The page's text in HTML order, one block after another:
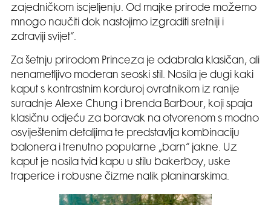
zajedničkom iscjeljenju. Od majke prirode možemo
mnogo naučiti dok nastojimo izgraditi sretniji i
zdraviji svijet“.
Za šetnju prirodom Princeza je odabrala klasičan, ali
nenametljivo moderan seoski stil. Nosila je dugi kaki
kaput s kontrastnim korduroj ovratnikom iz ranije
suradnje Alexe Chung i brenda Barbour, koji spaja
klasičnu odjeću za boravak na otvorenom s modno
osviještenim detaljima te predstavlja kombinaciju
balonera i trenutno popularne „barn“ jakne. Uz
kaput je nosila tvid kapu u stilu bakerboy, uske
traperice i robusne čizme nalik planinarskima.